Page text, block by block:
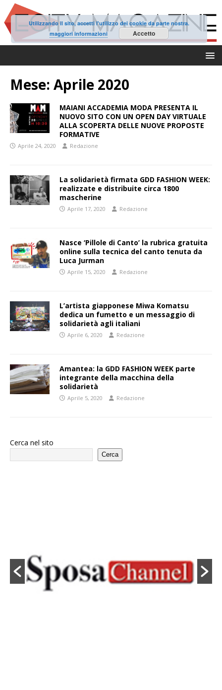
Mese: Aprile 2020
MAIANI ACCADEMIA MODA PRESENTA IL
NUOVO SITO CON UN OPEN DAY VIRTUALE
ALLA SCOPERTA DELLE NUOVE PROPOSTE
FORMATIVE
Aprile 24, 2020 Redazione
La solidarietà firmata GDD FASHION WEEK:
realizzate e distribuite circa 1800
mascherine
Aprile 17, 2020 Redazione
Nasce ‘Pillole di Canto’ la rubrica gratuita
online sulla tecnica del canto tenuta da
Luca Jurman
Aprile 15, 2020 Redazione
L’artista giapponese Miwa Komatsu
dedica un fumetto e un messaggio di
solidarietà agli italiani
Aprile 6, 2020 Redazione
Amantea: la GDD FASHION WEEK parte
integrante della macchina della
solidarietà
Aprile 5, 2020 Redazione
Cerca nel sito
Cerca
Utilizzando il sito, accetti l'utilizzo dei cookie da parte nostra.
maggiori informazioni
Accetto